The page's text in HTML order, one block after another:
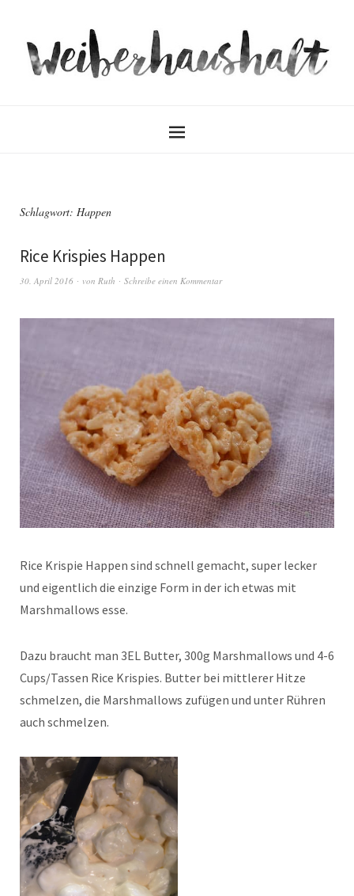
Schlagwort: Happen
Rice Krispies Happen
30. April 2016 von Ruth Schreibe einen Kommentar
Rice Krispie Happen sind schnell gemacht, super lecker
und eigentlich die einzige Form in der ich etwas mit
Marshmallows esse.
Dazu braucht man 3EL Butter, 300g Marshmallows und 4-6
Cups/Tassen Rice Krispies. Butter bei mittlerer Hitze
schmelzen, die Marshmallows zufügen und unter Rühren
auch schmelzen.